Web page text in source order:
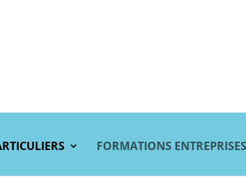
FORMATIONS ENTREPRISES